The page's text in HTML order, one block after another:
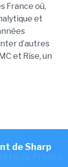
de Visma
France
France où,
et
d’autres
et Rise, un
le !
de Sharp